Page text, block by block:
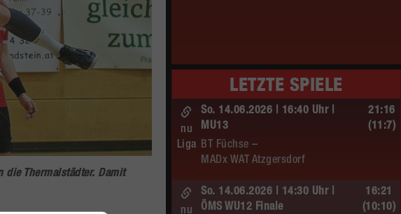
die Thermalstädter. Damit
LETZTE SPIELE
So. 14.06.2026 | 16:40 Uhr |
MU13
BT Füchse –
MADx WAT Atzgersdorf
nu
Liga
21:16
(11:7)
So. 14.06.2026 | 14:30 Uhr |
ÖMS WU12 Finale
nu
16:21
(10:10)